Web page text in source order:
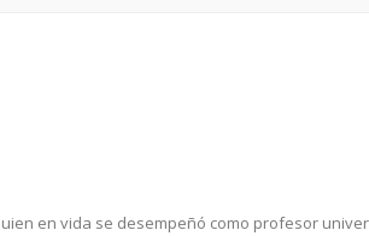
en vida se desempeñó como profesor